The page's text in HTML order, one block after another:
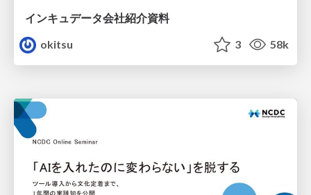
インキュデータ会社紹介資料
okitsu
3 58k